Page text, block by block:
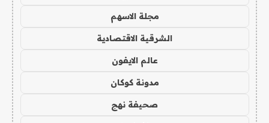
مجلة الاسهم
الشرقية الاقتصادية
عالم الايفون
مدونة كوكان
صحيفة نهج